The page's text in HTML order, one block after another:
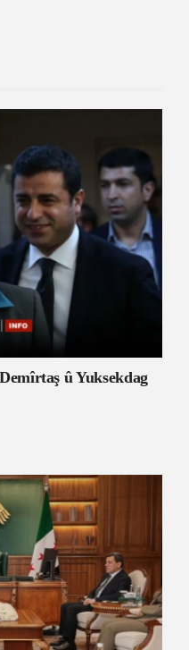
û Yuksekdag